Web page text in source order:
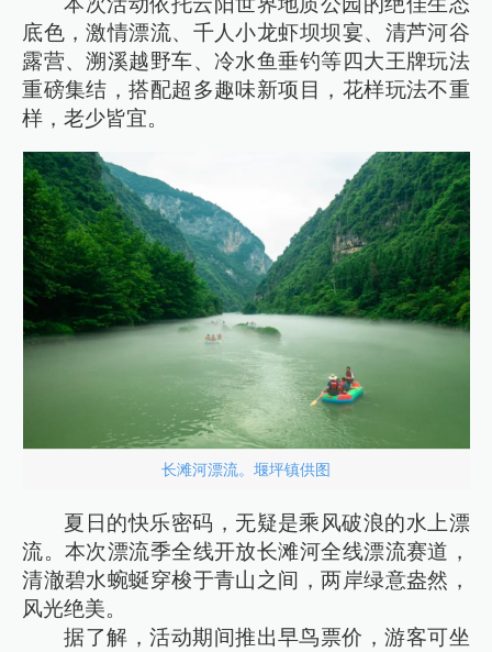
底色，激情漂流、千人小龙虾坝坝宴、清芦河谷
露营、溯溪越野车、冷水鱼垂钓等四大王牌玩法
重磅集结，搭配超多趣味新项目，花样玩法不重
样，老少皆宜。
长滩河漂流。堰坪镇供图
夏日的快乐密码，无疑是乘风破浪的水上漂
流。本次漂流季全线开放长滩河全线漂流赛道，
清澈碧水蜿蜒穿梭于青山之间，两岸绿意盎然，
风光绝美。
据了解，活动期间推出早鸟票价，游客可坐